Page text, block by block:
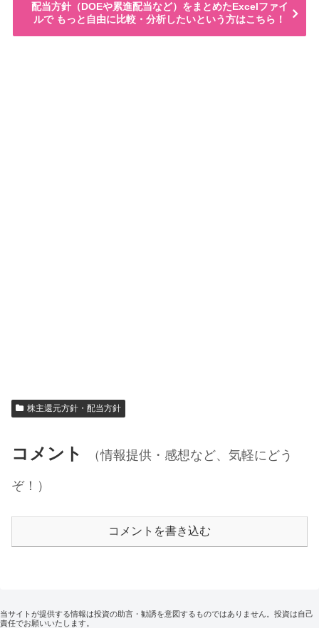
配当方針（DOEや累進配当など）をまとめたExcelファイ
ルで もっと自由に比較・分析したいという方はこちら！
株主還元方針・配当方針
コメント
（情報提供・感想など、気軽にどう
ぞ！）
コメントを書き込む
当サイトが提供する情報は投資の助言・勧誘を意図するものではありません。投資は自己
責任でお願いいたします。